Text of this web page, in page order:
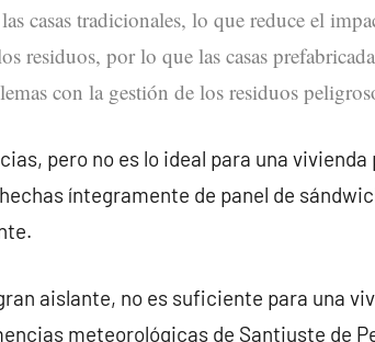
casas tradicionales, lo que reduce el
residuos, por lo que las casas
con la gestión de los residuos
pero no es lo ideal para una vivienda
íntegramente de panel de
aislante, no es suficiente para una
meteorológicas de Santiuste de